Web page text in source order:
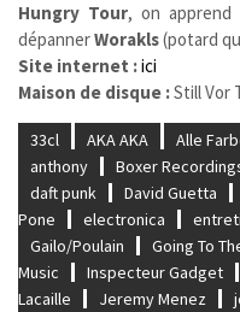
Hungry Tour, on
dépannerWorakls(potard
Site internet :ici
Maison de disque :Still Vor
33cl AKA AKA Alle
anthony
Boxer
daft punk
David Guetta
Pone
electronica
Gailo/Poulain
Going To
Music
Inspecteur Gadget
Lacaille
Jeremy Menez